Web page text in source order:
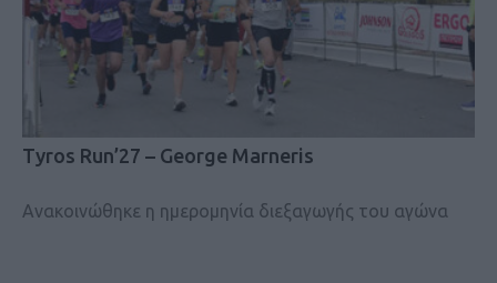
Tyros Run’27 – George Marneris
Ανακοινώθηκε η ημερομηνία διεξαγωγής του αγώνα